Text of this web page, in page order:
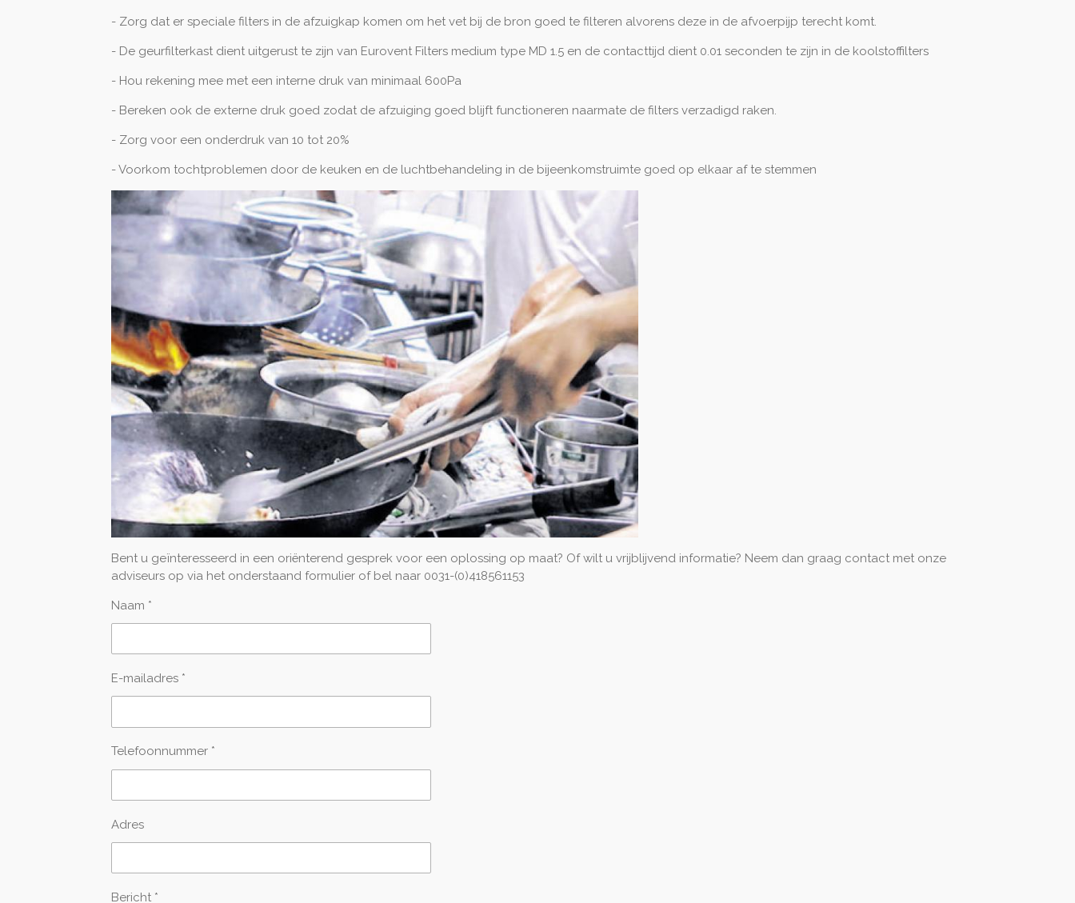
- Zorg dat er speciale filters in de afzuigkap komen om het vet bij de bron goed te filteren alvorens deze in de afvoerpijp terecht komt.
- De geurfilterkast dient uitgerust te zijn van Eurovent Filters medium type MD 1.5 en de contacttijd dient 0.01 seconden te zijn in de koolstoffilters
- Hou rekening mee met een interne druk van minimaal 600Pa
- Bereken ook de externe druk goed zodat de afzuiging goed blijft functioneren naarmate de filters verzadigd raken.
- Zorg voor een onderdruk van 10 tot 20%
- Voorkom tochtproblemen door de keuken en de luchtbehandeling in de bijeenkomstruimte goed op elkaar af te stemmen
Bent u geïnteresseerd in een oriënterend gesprek voor een oplossing op maat? Of wilt u vrijblijvend informatie? Neem dan graag contact met onze
adviseurs op via het onderstaand formulier of bel naar 0031-(0)418561153
Naam *
E-mailadres *
Telefoonnummer *
Adres
Bericht *